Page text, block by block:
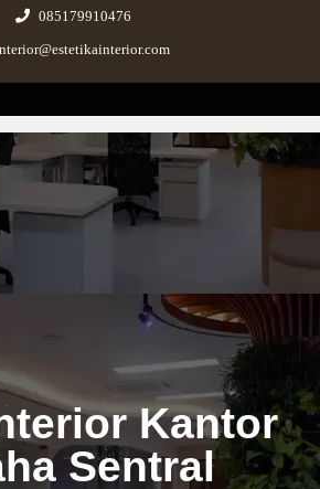
085179910476
Kantor
Sentral